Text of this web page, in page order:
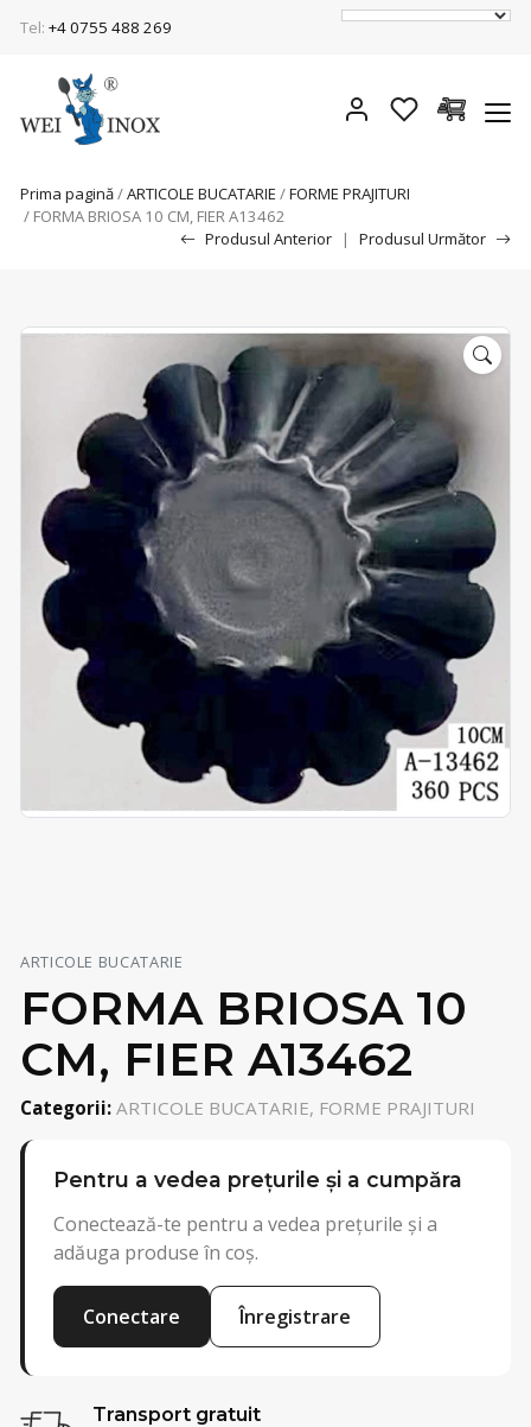
Tel: +4 0755 488 269
Prima pagină/ARTICOLE BUCATARIE /FORME PRAJITURI
/ FORMA BRIOSA 10 CM, FIER A13462
Produsul Anterior
| Produsul Următor
ARTICOLE BUCATARIE
FORMA BRIOSA 10
CM, FIER A13462
Categorii: ARTICOLE BUCATARIE, FORME PRAJITURI
Pentru a vedea prețurile și a cumpăra
Conectează-te pentru a vedea prețurile și a
adăuga produse în coș.
Conectare Înregistrare
Transport gratuit